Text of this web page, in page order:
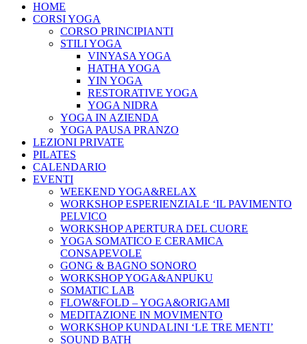
HOME
CORSI YOGA
CORSO PRINCIPIANTI
STILI YOGA
VINYASA YOGA
HATHA YOGA
YIN YOGA
RESTORATIVE YOGA
YOGA NIDRA
YOGA IN AZIENDA
YOGA PAUSA PRANZO
LEZIONI PRIVATE
PILATES
CALENDARIO
EVENTI
WEEKEND YOGA&RELAX
WORKSHOP ESPERIENZIALE ‘IL PAVIMENTO
PELVICO
WORKSHOP APERTURA DEL CUORE
YOGA SOMATICO E CERAMICA
CONSAPEVOLE
GONG & BAGNO SONORO
WORKSHOP YOGA&ANPUKU
SOMATIC LAB
FLOW&FOLD – YOGA&ORIGAMI
MEDITAZIONE IN MOVIMENTO
WORKSHOP KUNDALINI ‘LE TRE MENTI’
SOUND BATH